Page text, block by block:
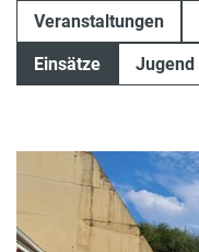
Veranstaltungen
Einsätze Jugend